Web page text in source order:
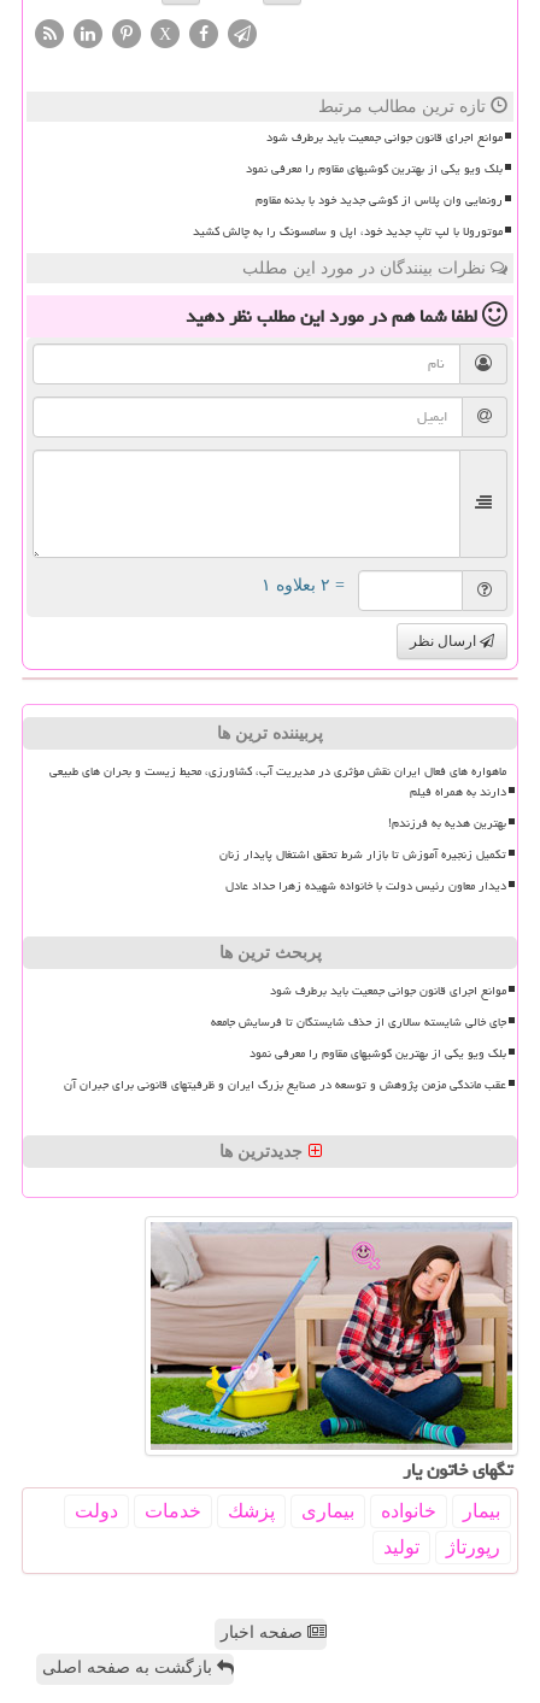
X
تازه ترین مطالب مرتبط
موانع اجرای قانون جوانی جمعیت باید برطرف شود
بلک ویو یکی از بهترین گوشیهای مقاوم را معرفی نمود
رونمایی وان پلاس از گوشی جدید خود با بدنه مقاوم
موتورولا با لپ تاپ جدید خود، اپل و سامسونگ را به چالش کشید
نظرات بینندگان در مورد این مطلب
لطفا شما همدر مورد این مطلبنظر دهید
= ۲ بعلاوه ۱
ارسال نظر
پربیننده ترین ها
ماهواره های فعال ایران نقش مؤثری در مدیریت آب، کشاورزی، محیط زیست و بحران های طبیعی
دارند به همراه فیلم
بهترین هدیه به فرزندم!
تکمیل زنجیره آموزش تا بازار شرط تحقق اشتغال پایدار زنان
دیدار معاون رئیس دولت با خانواده شهیده زهرا حداد عادل
پربحث ترین ها
موانع اجرای قانون جوانی جمعیت باید برطرف شود
جای خالی شایسته سالاری از حذف شایستگان تا فرسایش جامعه
بلک ویو یکی از بهترین گوشیهای مقاوم را معرفی نمود
عقب ماندگی مزمن پژوهش و توسعه در صنایع بزرگ ایران و ظرفیتهای قانونی برای جبران آن
جدیدترین ها
تگهای خاتون یار
بیمار خانواده بیماری پزشك خدمات
دولت
رپورتاژ
تولید
صفحه اخبار
بازگشت به صفحه اصلی